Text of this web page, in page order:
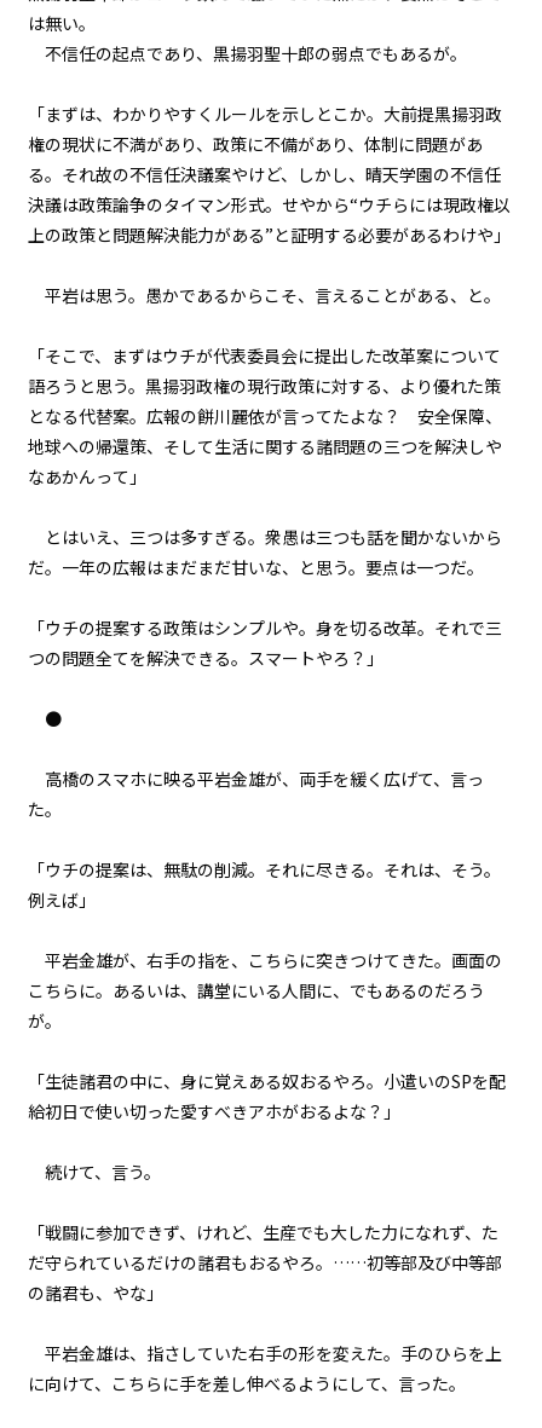
フォント
明朝
背景色
横組み
一章
一章
不信任決議（７）
一章
不信任決議（９）
一章
不信任決議（１０）
一章
一章
出陣（１）
出陣（２）
出陣（３）
一章
黒獅子（３）
は無い。
不信任の起点であり、黒揚羽聖十郎の弱点でもあるが。
「まずは、わかりやすくルールを示しとこか。大前提――黒揚羽政
権の現状に不満があり、政策に不備があり、体制に問題があ
る。それ故の不信任決議案やけど、しかし、晴天学園の不信任
決議は政策論争のタイマン形式。せやから“ウチらには現政権以
上の政策と問題解決能力がある”と証明する必要があるわけや」
平岩は思う。愚かであるからこそ、言えることがある、と。
「そこで、まずはウチが代表委員会に提出した改革案について
語ろうと思う。黒揚羽政権の現行政策に対する、より優れた策
となる代替案。広報の餅川麗依が言ってたよな？ 安全保障、
地球への帰還策、そして生活に関する諸問題の三つを解決しや
なあかんって」
とはいえ、三つは多すぎる。衆愚は三つも話を聞かないから
だ。一年の広報はまだまだ甘いな、と思う。要点は一つだ。
「ウチの提案する政策はシンプルや。――身を切る改革。それで三
つの問題全てを解決できる。スマートやろ？」
●
高橋のスマホに映る平岩金雄が、両手を緩く広げて、言っ
た。
「ウチの提案は、無駄の削減。それに尽きる。それは、そう。
例えば――」
平岩金雄が、右手の指を、こちらに突きつけてきた。画面の
こちらに。あるいは、講堂にいる人間に、でもあるのだろう
が。
「――生徒諸君の中に、身に覚えある奴おるやろ。小遣いのSPを配
給初日で使い切った愛すべきアホがおるよな？」
続けて、言う。
「戦闘に参加できず、けれど、生産でも大した力になれず、た
だ守られているだけの諸君もおるやろ。……初等部及び中等部
の諸君も、やな」
平岩金雄は、指さしていた右手の形を変えた。手のひらを上
に向けて、こちらに手を差し伸べるようにして、言った。